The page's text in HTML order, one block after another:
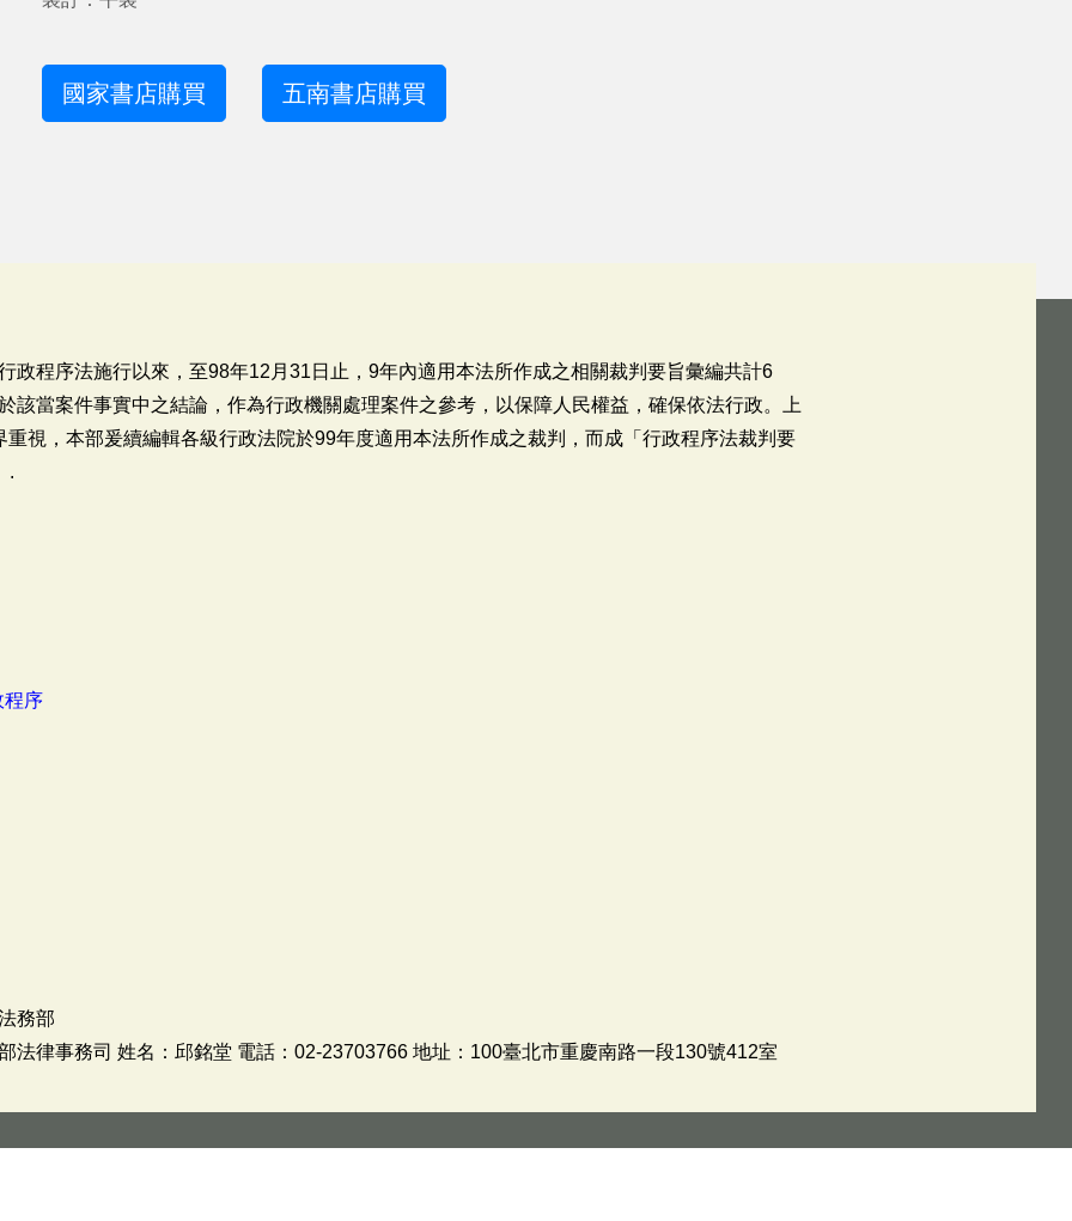
國家書店購買 五南書店購買
政程序法施行以來，至98年12月31日止，9年內適用本法所作成之相關裁判要旨彙編共計6
該當案件事實中之結論，作為行政機關處理案件之參考，以保障人民權益，確保依法行政。上
視，本部爰續編輯各級行政法院於99年度適用本法所作成之裁判，而成「行政程序法裁判要
.
程序
務部
法律事務司 姓名：邱銘堂 電話：02-23703766 地址：100臺北市重慶南路一段130號412室